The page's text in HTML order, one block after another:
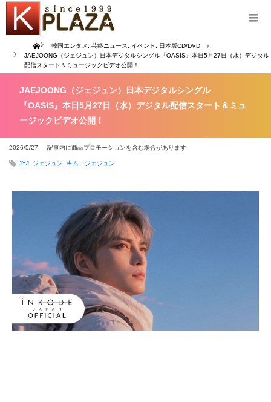
Home 韓国エンタメ 芸能ニュース イベント
日本版CD/DVD
JAEJOONG（ジェジュン）日本デジタルシングル『OASIS』本日5月27日（水）デジタル
配信スタート＆ミュージックビデオ公開！
JAEJOONG（ジェジュン）日本デジタルシングル
『OASIS』本日5月27日（水）デジタル配信スタート＆ミュ
ージックビデオ公開！
2026/5/27 記事内に商品プロモーションを含む場合があります
JYJ ジェジュン キム・ジェジュン